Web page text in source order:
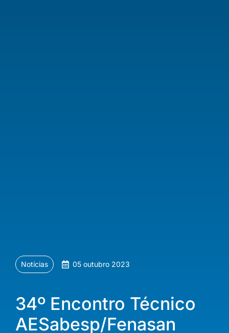
Notícias 05 outubro 2023
34º Encontro Técnico
AESabesp/Fenasan